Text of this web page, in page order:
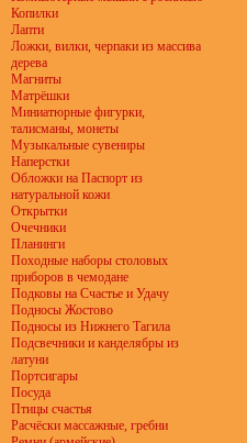
Копилки
Лапти
Ложки, вилки, черпаки из массива
дерева
Магниты
Матрёшки
Миниатюрные фигурки,
талисманы, монеты
Музыкальные сувениры
Наперстки
Обложки на Паспорт из
натуральной кожи
Открытки
Очечники
Планинги
Походные наборы столовых
приборов в чемодане
Подковы на Счастье и Удачу
Подносы Жостово
Подносы из Нижнего Тагила
Подсвечники и канделябры из
латуни
Портсигары
Посуда
Птицы счастья
Расчёски массажные, гребни